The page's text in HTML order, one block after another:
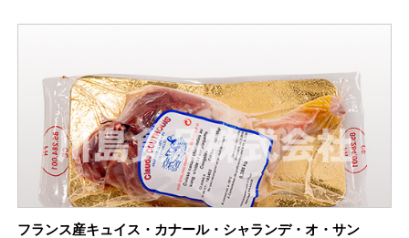
フランス産キュイス・カナール・シャランデ・オ・サン